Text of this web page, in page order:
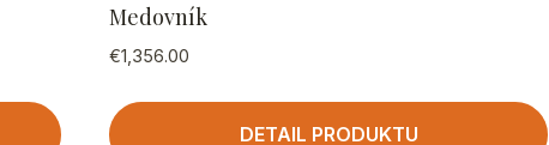
Medovník
€1,356.00
DETAIL PRODUKTU